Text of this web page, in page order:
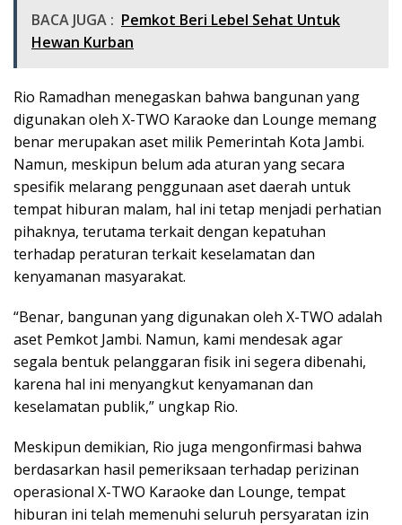
BACA JUGA : Pemkot Beri Lebel Sehat Untuk
Hewan Kurban
Rio Ramadhan menegaskan bahwa bangunan yang
digunakan oleh X-TWO Karaoke dan Lounge memang
benar merupakan aset milik Pemerintah Kota Jambi.
Namun, meskipun belum ada aturan yang secara
spesifik melarang penggunaan aset daerah untuk
tempat hiburan malam, hal ini tetap menjadi perhatian
pihaknya, terutama terkait dengan kepatuhan
terhadap peraturan terkait keselamatan dan
kenyamanan masyarakat.
“Benar, bangunan yang digunakan oleh X-TWO adalah
aset Pemkot Jambi. Namun, kami mendesak agar
segala bentuk pelanggaran fisik ini segera dibenahi,
karena hal ini menyangkut kenyamanan dan
keselamatan publik,” ungkap Rio.
Meskipun demikian, Rio juga mengonfirmasi bahwa
berdasarkan hasil pemeriksaan terhadap perizinan
operasional X-TWO Karaoke dan Lounge, tempat
hiburan ini telah memenuhi seluruh persyaratan izin